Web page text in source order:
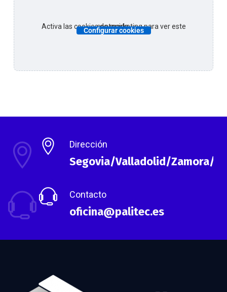
Activa las cookies de marketing para ver este contenido.
Configurar cookies
Dirección
Segovia/Valladolid/Zamora/
Contacto
oficina@palitec.es